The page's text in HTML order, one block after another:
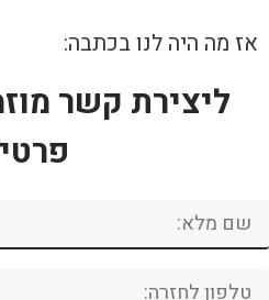
אז מה היה לנו בכתבה:
ליצירת קשר